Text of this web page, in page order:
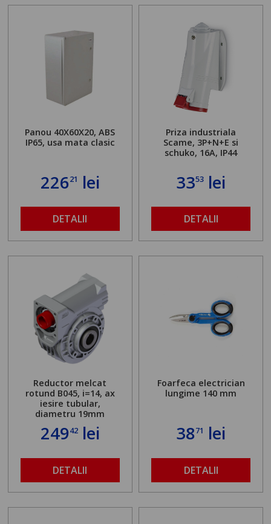
Panou 40X60X20, ABS
IP65, usa mata clasic
22621 lei
DETALII
Priza industriala
Scame, 3P+N+E si
schuko, 16A, IP44
3353 lei
DETALII
Reductor melcat
rotund B045, i=14, ax
iesire tubular,
diametru 19mm
24942lei
DETALII
Foarfeca electrician
lungime 140 mm
3871 lei
DETALII